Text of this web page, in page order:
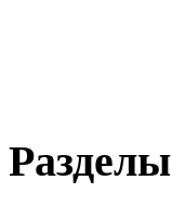
Разделы